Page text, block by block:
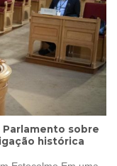
Parlamento sobre
histórica